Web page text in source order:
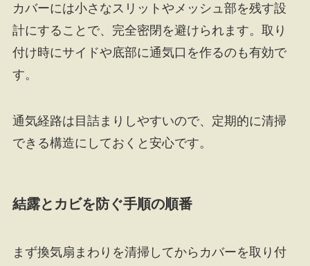
カバーには小さなスリットやメッシュ部を残す設
計にすることで、完全密閉を避けられます。取り
付け時にサイドや底部に通気口を作るのも有効で
す。
通気経路は目詰まりしやすいので、定期的に清掃
できる構造にしておくと安心です。
結露とカビを防ぐ手順の順番
まず換気扇まわりを清掃してからカバーを取り付